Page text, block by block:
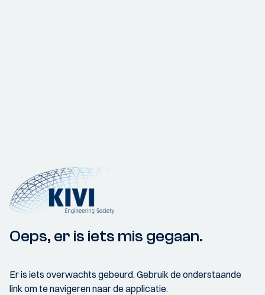
Oeps, er is iets mis gegaan.
Er is iets overwachts gebeurd. Gebruik de onderstaande
link om te navigeren naar de applicatie.